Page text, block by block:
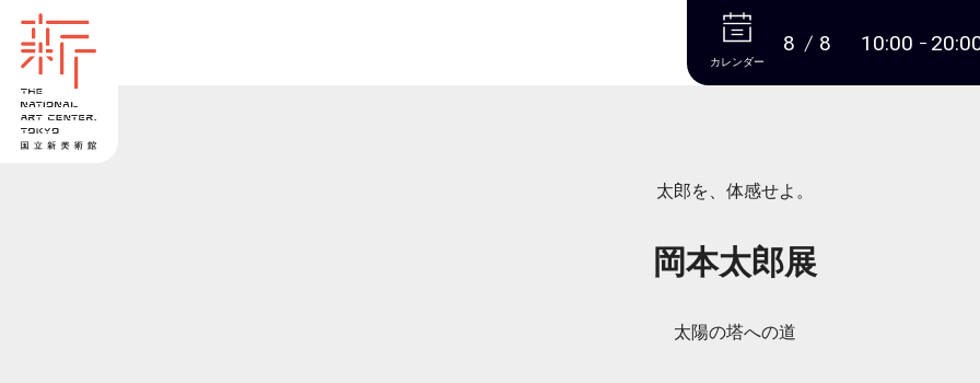
本文へ
カレンダー
8 8 10:00
太郎を、体感せよ。
岡本太郎展
太陽の塔への道